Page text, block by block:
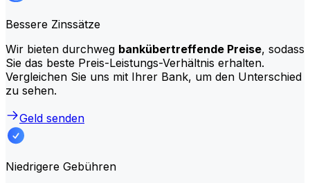
Bessere Zinssätze
Wir bieten durchweg bankübertreffende Preise, sodass
Sie das beste Preis-Leistungs-Verhältnis erhalten.
Vergleichen Sie uns mit Ihrer Bank, um den Unterschied
zu sehen.
Geld senden
Niedrigere Gebühren